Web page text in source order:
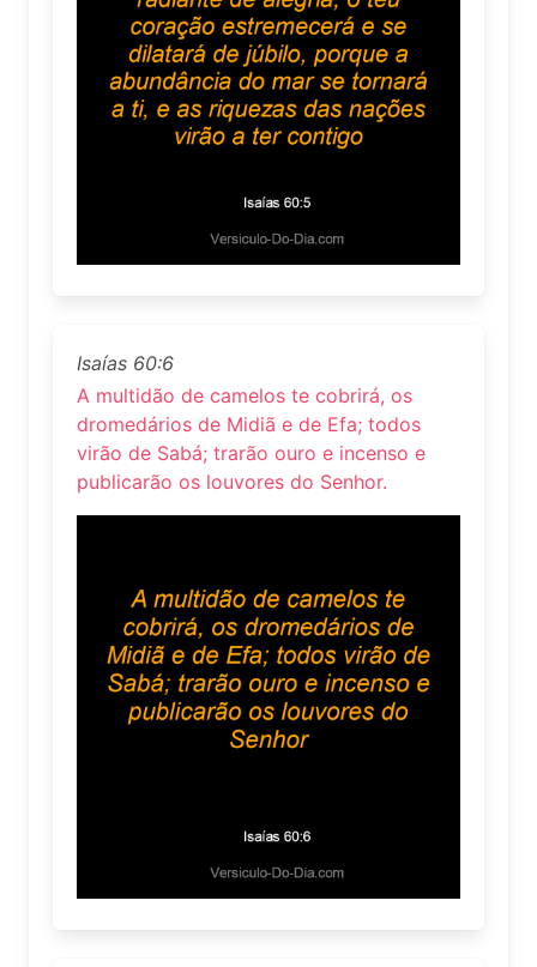
Isaías 60:6
A multidão de camelos te cobrirá, os
dromedários de Midiã e de Efa; todos
virão de Sabá; trarão ouro e incenso e
publicarão os louvores do Senhor.